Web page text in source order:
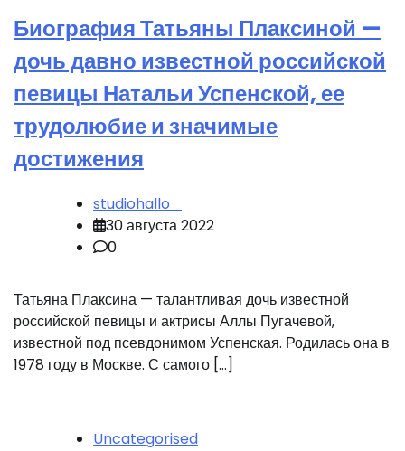
Биография Татьяны Плаксиной —
дочь давно известной российской
певицы Натальи Успенской, ее
трудолюбие и значимые
достижения
studiohallo_
30 августа 2022
0
Татьяна Плаксина — талантливая дочь известной
российской певицы и актрисы Аллы Пугачевой,
известной под псевдонимом Успенская. Родилась она в
1978 году в Москве. С самого […]
Uncategorised